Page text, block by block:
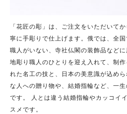
「花匠の彫」は、ご注文をいただいて
寧に手彫りで仕上げます。俄では、全
職人がいない、寺社仏閣の装飾品などに
地彫り職人のひとりを迎え入れて、制
れた名工の技と、日本の美意識が込め
な人への贈り物や、結婚指輪など、一
です。
人とは違う結婚指輪やカッコイ
スメです。